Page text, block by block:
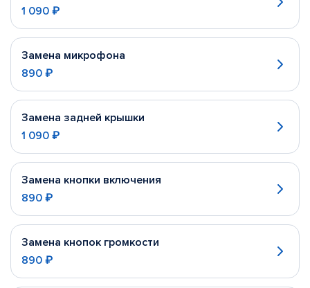
1 090 ₽
Замена микрофона
890 ₽
Замена задней крышки
1 090 ₽
Замена кнопки включения
890 ₽
Замена кнопок громкости
890 ₽